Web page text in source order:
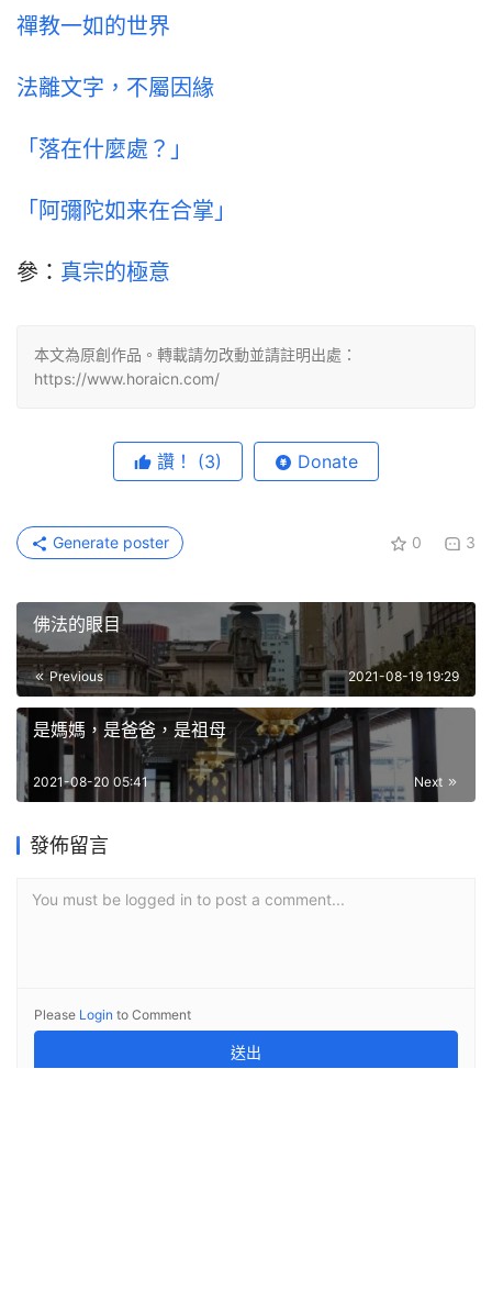
禪教一如的世界
法離文字，不屬因緣
「落在什麼處？」
「阿彌陀如来在合掌」
參： 真宗的極意
本文為原創作品。轉載請勿改動並請註明出處：
https://www.horaicn.com/
讚！ (3) Donate
0 3
Generate poster
佛法的眼目
Previous 2021-08-19 19:29
是媽媽，是爸爸，是祖母
Next
2021-08-20 05:41
發佈留言
You must be logged in to post a comment...
Please Login to Comment
送出